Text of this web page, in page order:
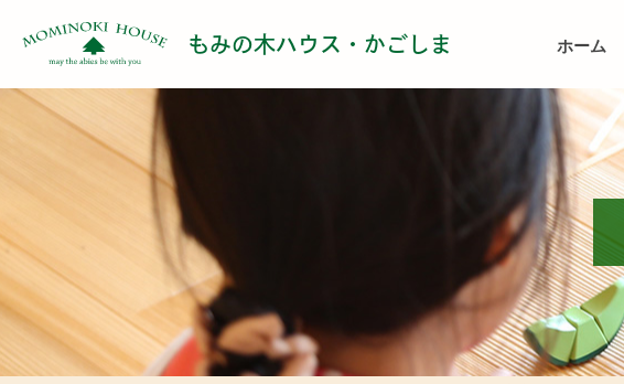
もみの木ハウス・かごしま ホーム